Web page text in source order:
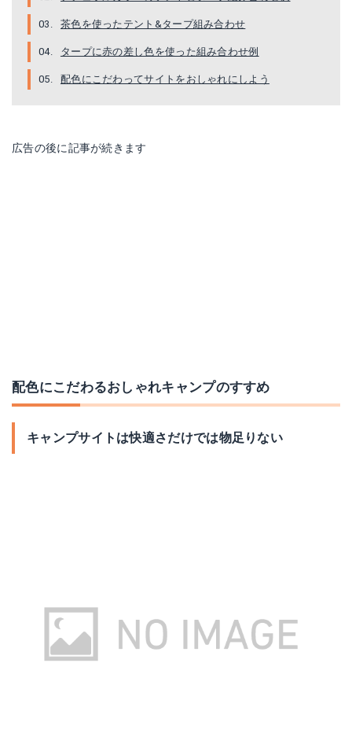
茶色を使ったテント&タープ組み合わせ
タープに赤の差し色を使った組み合わせ例
配色にこだわってサイトをおしゃれにしよう
広告の後に記事が続きます
Yahoo!ショッピングで見る
Yahoo!ショッピングで見る
配色にこだわるおしゃれキャンプのすすめ
キャンプサイトは快適さだけでは物足りない